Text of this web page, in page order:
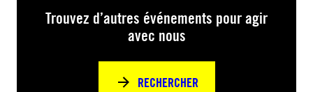
Trouvez d’autres événements pour agir
avec nous
RECHERCHER